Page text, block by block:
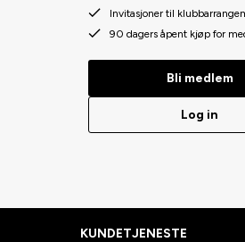
Invitasjoner til
90 dagers åpent kjøp for
Bli medlem
Log in
KUNDETJENESTE